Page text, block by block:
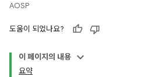
AOSP
도움이 되었나요?
이 페이지의 내용
요약